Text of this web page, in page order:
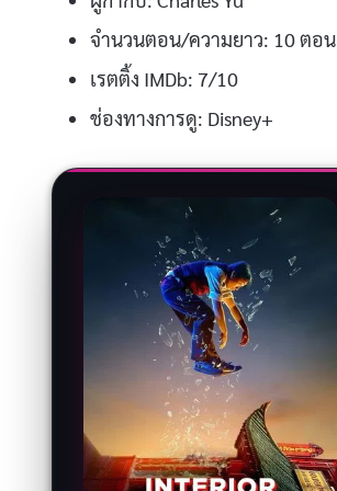
จำนวนตอน/ความยาว: 10 ตอน
เรตติ้ง IMDb: 7/10
ช่องทางการดู: Disney+